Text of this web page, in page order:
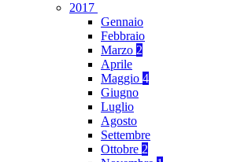
2017
Gennaio
Febbraio
Marzo 2
Aprile
Maggio 4
Giugno
Luglio
Agosto
Settembre
Ottobre 2